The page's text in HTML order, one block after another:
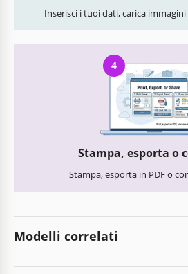
Inserisci i tuoi dati, carica
4
Stampa, esporta o
Stampa, esporta in PDF o
Modelli correlati